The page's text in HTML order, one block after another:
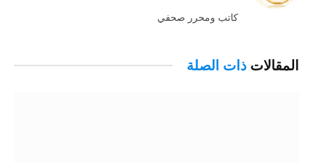
كاتب ومحرر صحفي
المقالات ذات الصلة